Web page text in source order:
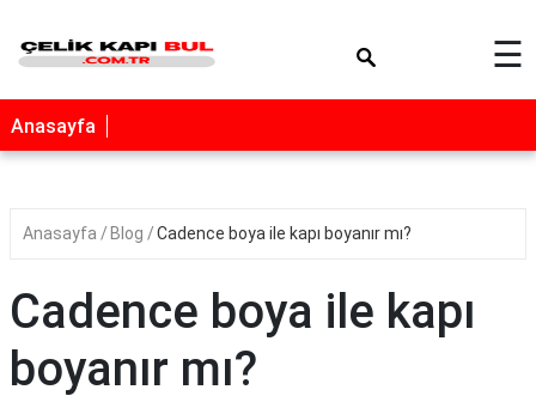
☰
Anasayfa
Anasayfa Blog Cadence boya ile kapı boyanır mı?
Cadence boya ile kapı
boyanır mı?